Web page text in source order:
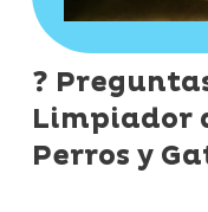
❓
Limpiador
Perros y